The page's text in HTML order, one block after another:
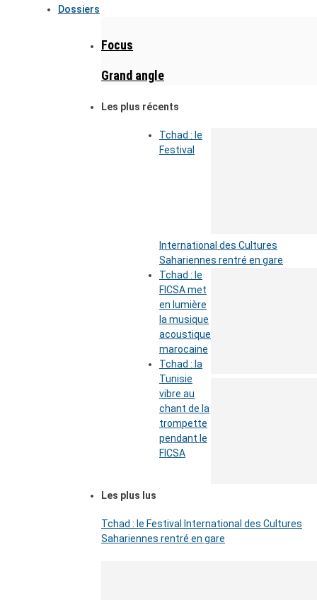
Dossiers
Focus
Grand angle
Les plus récents
Tchad : le
Festival
International des Cultures
Sahariennes rentré en gare
Tchad : le
FICSA met
en lumière
la musique
acoustique
marocaine
Tchad : la
Tunisie
vibre au
chant de la
trompette
pendant le
FICSA
Les plus lus
Tchad : le Festival International des Cultures
Sahariennes rentré en gare